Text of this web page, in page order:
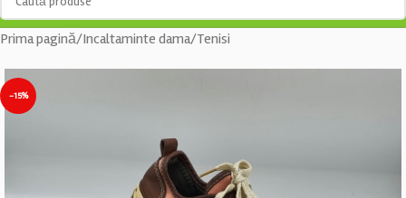
Prima pagină/Incaltaminte dama/Tenisi
-15%